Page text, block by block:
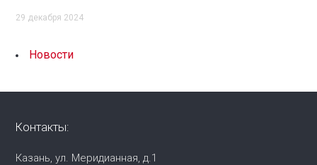
29 декабря 2024
Новости
Контакты:
Казань, ул. Меридианная, д.1